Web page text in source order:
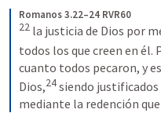
Romanos 3.22–24 RVR60
22 la justicia de Dios por
todos los que creen en él.
cuanto todos pecaron, y
Dios,24 siendo
mediante la redención